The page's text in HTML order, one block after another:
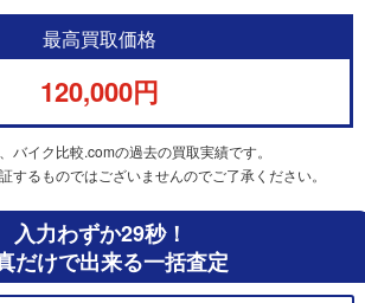
最高買取価格
120,000円
バイク比較.comの過去の買取実績です。
するものではございませんのでご了承ください。
入力わずか29秒！
だけで出来る一括査定